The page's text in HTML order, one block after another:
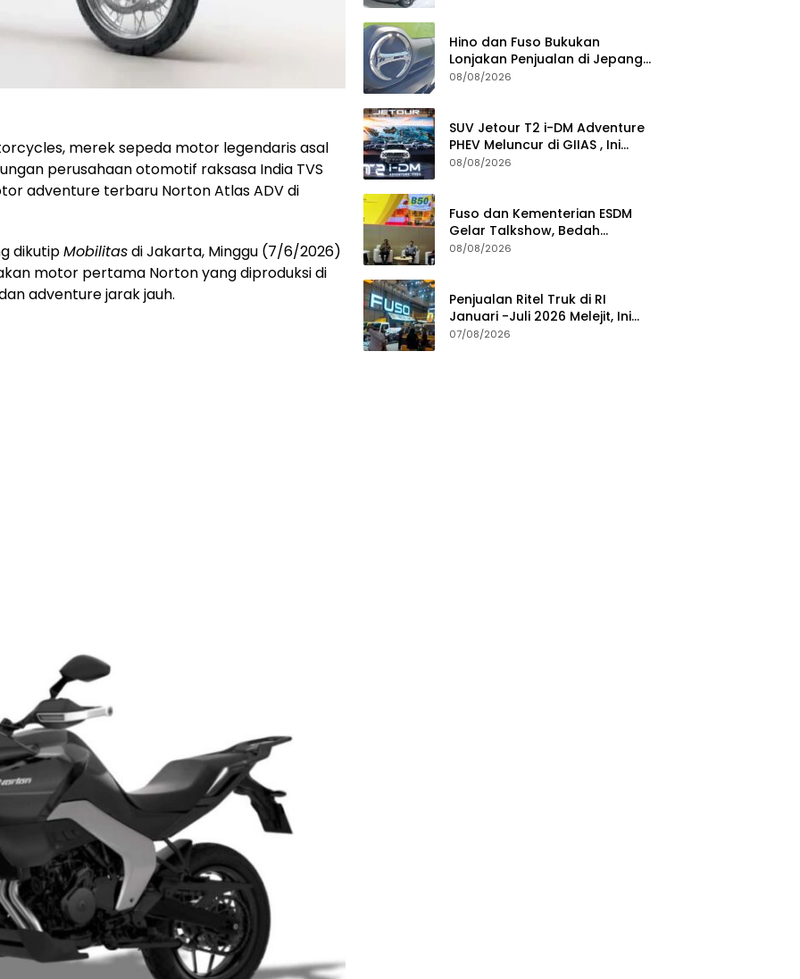
merek sepeda motor legendaris asal
perusahaan otomotif raksasa India TVS
adventure terbaru Norton Atlas ADV di
dikutipMobilitasdi Jakarta, Minggu (7/6/2026)
motor pertama Norton yang diproduksi di
adventure jarak jauh.
Hino dan Fuso Bukukan
Lonjakan Penjualan di Jepang
selama Januari – Juli 2026
08/08/2026
SUV Jetour T2 i-DM Adventure
PHEV Meluncur di GIIAS , Ini
Keistimewaannya
08/08/2026
Fuso dan Kementerian ESDM
Gelar Talkshow, Bedah
Roadmap B50 hingga
08/08/2026
Penjualan Ritel Truk di RI
Januari -Juli 2026 Melejit, Ini
Pemicunya
07/08/2026